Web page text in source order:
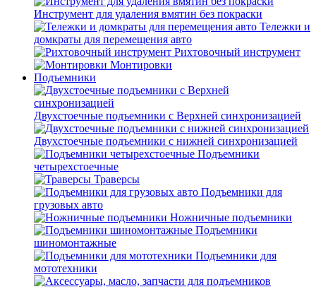
Инструмент для удаления вмятин без покраски
Тележки и
домкраты для перемещения авто
Рихтовочный инструмент
Монтировки
Подъемники
Двухстоечные подъемники с Верхней синхронизацией
Двухстоечные подъемники с нижней синхронизацией
Подъемники
четырехстоечные
Траверсы
Подъемники для
грузовых авто
Ножничные подъемники
Подъемники
шиномонтажные
Подъемники для
мототехники